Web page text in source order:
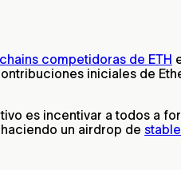
competidoras de ETH
iniciales de
es incentivar a todos a
un airdrop de